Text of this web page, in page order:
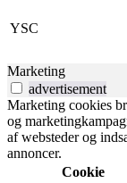
YSC
Marketing
advertisement
Marketing cookies
og
af websteder og
annoncer.
Cookie